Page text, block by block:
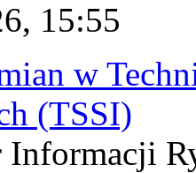
15:55
w
(TSSI)
Informacji